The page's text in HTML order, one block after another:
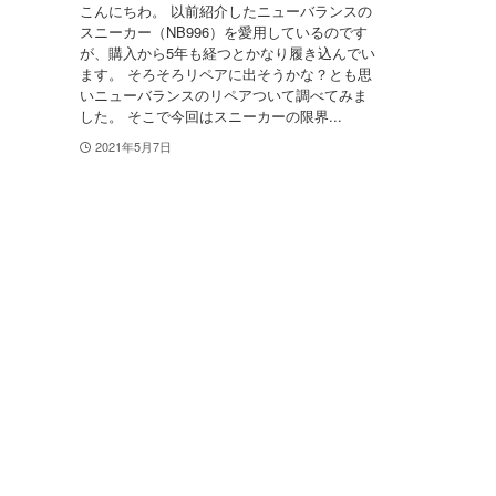
こんにちわ。 以前紹介したニューバランスの
スニーカー（NB996）を愛用しているのです
が、購入から5年も経つとかなり履き込んでい
ます。 そろそろリペアに出そうかな？とも思
いニューバランスのリペアついて調べてみま
した。 そこで今回はスニーカーの限界...
2021年5月7日